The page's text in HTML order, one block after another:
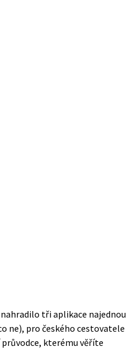
tři aplikace najednou
ne), pro českého cestovatele
průvodce, kterému věříte